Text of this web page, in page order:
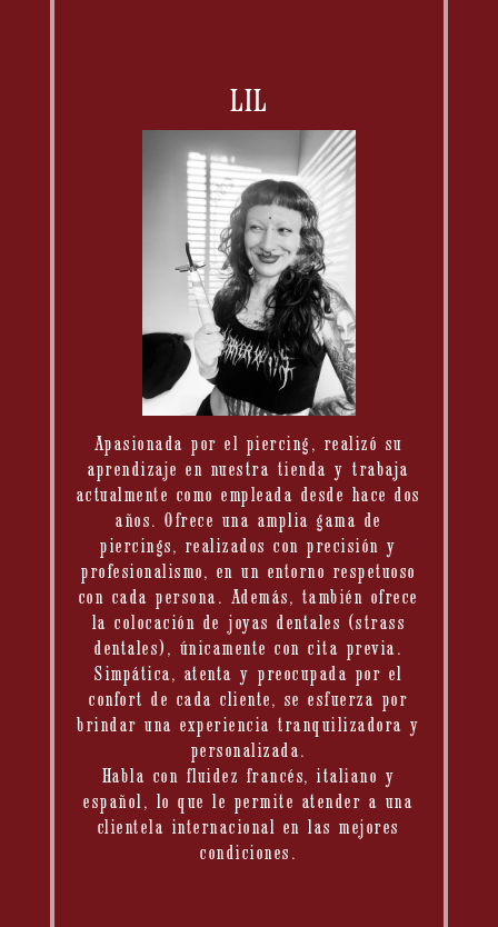
LIL
Apasionada por el piercing, realizó su
aprendizaje en nuestra tienda y trabaja
actualmente como empleada desde hace dos
años. Ofrece una amplia gama de
piercings, realizados con precisión y
profesionalismo, en un entorno respetuoso
con cada persona. Además, también ofrece
la colocación de joyas dentales (strass
dentales), únicamente con cita previa.
Simpática, atenta y preocupada por el
confort de cada cliente, se esfuerza por
brindar una experiencia tranquilizadora y
personalizada.
Habla con fluidez francés, italiano y
español, lo que le permite atender a una
clientela internacional en las mejores
condiciones.